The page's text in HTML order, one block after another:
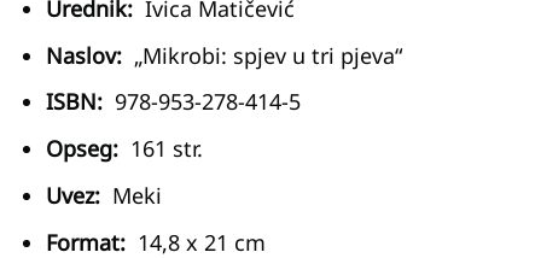
Urednik:Ivica Matičević
Naslov: „Mikrobi: spjev u tri pjeva“
ISBN: 978-953-278-414-5
Opseg: 161 str.
Uvez: Meki
Format: 14,8 x 21 cm